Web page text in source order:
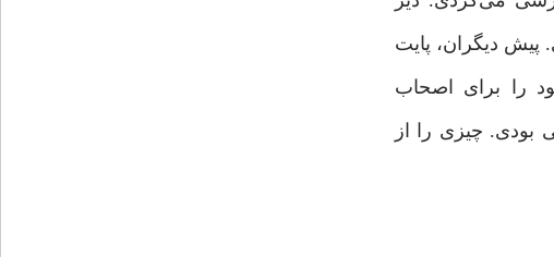
دیگران، پایت
را برای اصحاب
چیزی را از